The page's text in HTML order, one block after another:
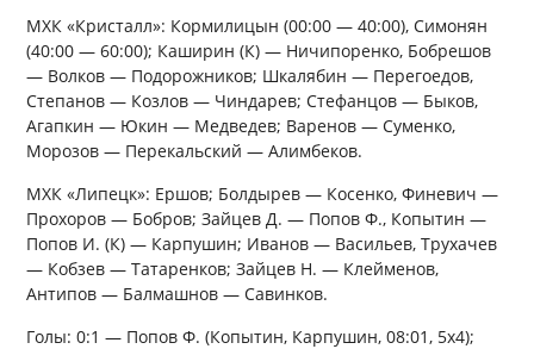
МХК «Кристалл»: Кормилицын (00:00 — 40:00), Симонян
(40:00 — 60:00); Каширин (К) — Ничипоренко, Бобрешов
— Волков — Подорожников; Шкалябин — Перегоедов,
Степанов — Козлов — Чиндарев; Стефанцов — Быков,
Агапкин — Юкин — Медведев; Варенов — Суменко,
Морозов — Перекальский — Алимбеков.
МХК «Липецк»: Ершов; Болдырев — Косенко, Финевич —
Прохоров — Бобров; Зайцев Д. — Попов Ф., Копытин —
Попов И. (К) — Карпушин; Иванов — Васильев, Трухачев
— Кобзев — Татаренков; Зайцев Н. — Клейменов,
Антипов — Балмашнов — Савинков.
Голы: 0:1 — Попов Ф. (Копытин, Карпушин, 08:01, 5х4);